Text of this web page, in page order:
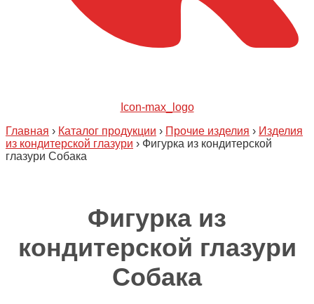
Icon-max_logo
Главная › Каталог продукции › Прочие изделия › Изделия
из кондитерской глазури › Фигурка из кондитерской
глазури Собака
Фигурка из
кондитерской глазури
Собака